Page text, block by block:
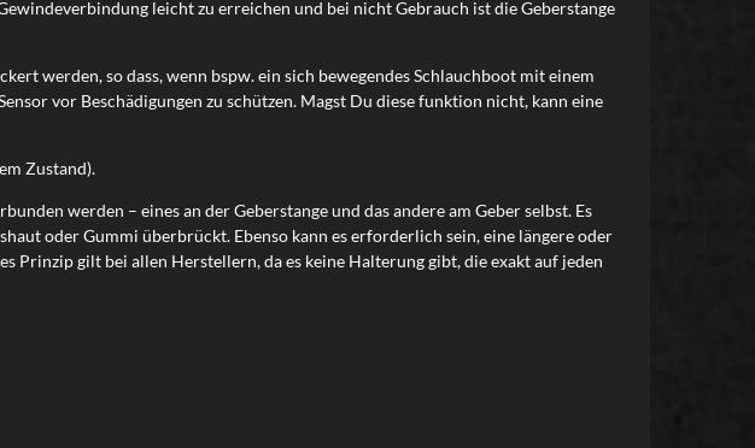
leicht zu erreichen und bei nicht Gebrauch ist die Geberstange
werden, so dass, wenn bspw. ein sich bewegendes Schlauchboot mit einem
vor Beschädigungen zu schützen. Magst Du diese funktion nicht, kann eine
Zustand).
werden – eines an der Geberstange und das andere am Geber selbst. Es
oder Gummi überbrückt. Ebenso kann es erforderlich sein, eine längere oder
Prinzip gilt bei allen Herstellern, da es keine Halterung gibt, die exakt auf jeden